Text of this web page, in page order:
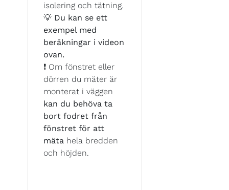
isolering och tätning.
💡 Du kan se ett
exempel med
beräkningar i videon
ovan.
❗ Om fönstret eller
dörren du mäter är
monterat i väggen
kan du behöva ta
bort fodret från
fönstret för att
mäta hela bredden
och höjden.